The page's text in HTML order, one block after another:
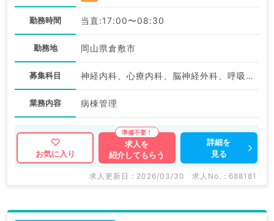
勤務時間 当直:17:00〜08:30
勤務地 岡山県倉敷市
募集科目 神経内科、心療内科、脳神経外科、呼吸器外科、心臓血管外科、一般内科、循環器内科、呼吸器内科、消化器内科、内分泌・代謝内科、腎臓内科、老年内科、外科系全般、一般外科、消化器外科、膠原病科
業務内容 病棟管理
お気に入り
求人を
紹介してもらう
詳細を
見る
求人更新日 : 2026/03/30 求人No. : 688181